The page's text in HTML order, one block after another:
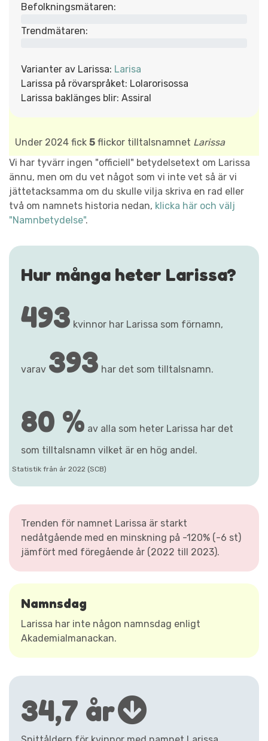
Befolkningsmätaren:
Trendmätaren:
Varianter av Larissa: Larisa
Larissa på rövarspråket: Lolarorisossa
Larissa baklänges blir: Assiral
Under 2024 fick 5 flickor tilltalsnamnet Larissa
Vi har tyvärr ingen "officiell" betydelsetext om Larissa
ännu, men om du vet något som vi inte vet så är vi
jättetacksamma om du skulle vilja skriva en rad eller
två om namnets historia nedan, klicka här och välj
"Namnbetydelse".
Hur många heter Larissa?
493 kvinnor har Larissa som förnamn,
varav 393 har det som tilltalsnamn.
80 % av alla som heter Larissa har det
som tilltalsnamn vilket är en hög andel.
Statistik från år 2022 (SCB)
Trenden för namnet Larissa är starkt
nedåtgående med en minskning på -120% (-6 st)
jämfört med föregående år (2022 till 2023).
Namnsdag
Larissa har inte någon namnsdag enligt
Akademialmanackan.
34,7 år